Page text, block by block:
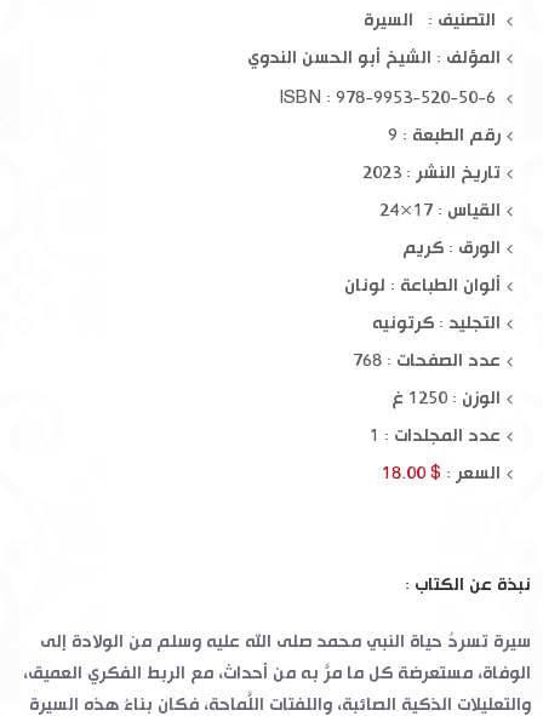
التصنيف : السيرة
المؤلف : الشيخ أبو الحسن الندوي
رقم الطبعة : 9
تاريخ النشر : 2023
القياس : 17×24
الورق : كريم
ألوان الطباعة : لونان
التجليد : كرتونيه
عدد الصفحات : 768
الوزن : 1250 غ
عدد المجلدات : 1
السعر : $ 18.00
نبذة عن الكتاب :
سيرة تسردُ حياة النبي محمد صلى الله عليه وسلم من الولادة إلى
الوفاة، مستعرضة كل ما مرَّ به من أحداث، مع الربط الفكري العميق،
والتعليلات الذكية الصائبة، واللفتات اللَّماحة، فكان بناءُ هذه السيرة